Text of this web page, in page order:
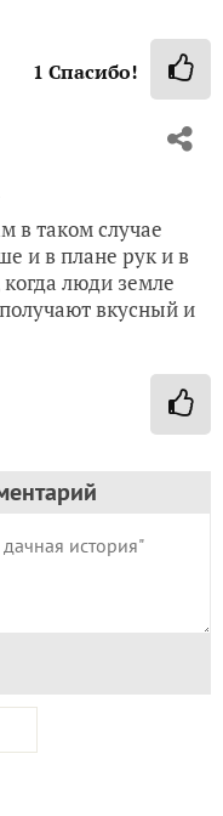
1 Спасибо!
в таком случае
и в плане рук и в
люди земле
вкусный и